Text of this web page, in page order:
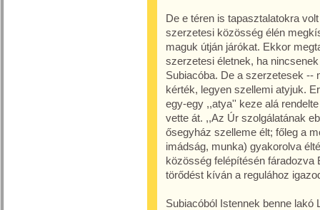
De e téren is tapasztalatokra
szerzetesi közösség élén
maguk útján járókat. Ekkor
szerzetesi életnek, ha
Subiacóba. De a szerzetesek --
kérték, legyen szellemi atyjuk.
egy-egy ,,atya'' keze alá
vette át. ,,Az Úr szolgálatának
ősegyház szelleme élt; főleg a
imádság, munka) gyakorolva
közösség felépítésén fáradozva
törődést kíván a regulához
Subiacóból Istennek benne